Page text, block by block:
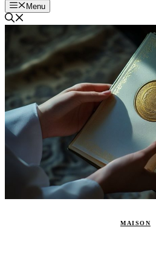
Menu
MAISON